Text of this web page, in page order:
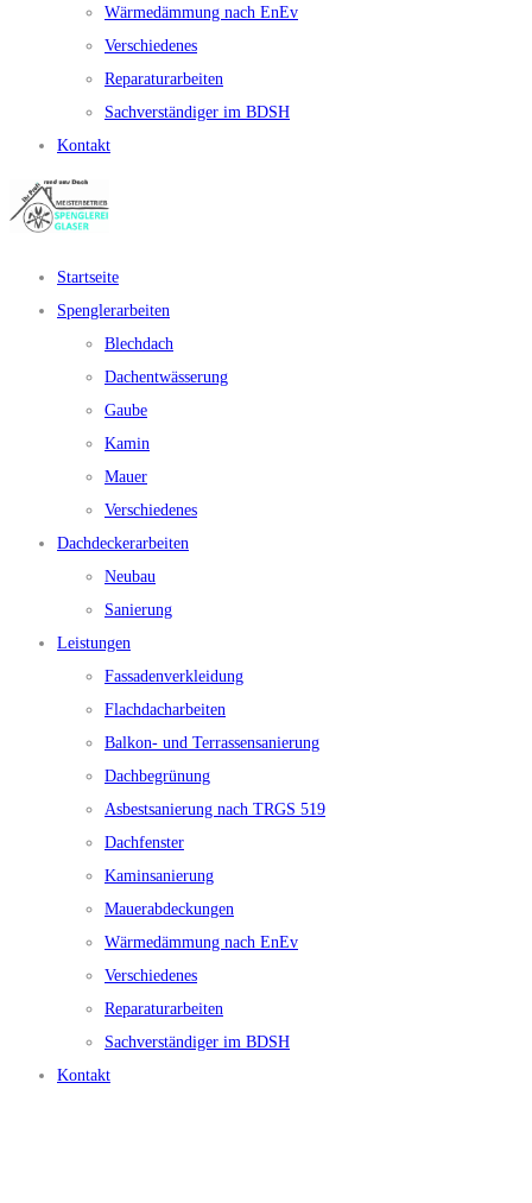
Wärmedämmung nach EnEv
Verschiedenes
Reparaturarbeiten
Sachverständiger im BDSH
Kontakt
Startseite
Spenglerarbeiten
Blechdach
Dachentwässerung
Gaube
Kamin
Mauer
Verschiedenes
Dachdeckerarbeiten
Neubau
Sanierung
Leistungen
Fassadenverkleidung
Flachdacharbeiten
Balkon- und Terrassensanierung
Dachbegrünung
Asbestsanierung nach TRGS 519
Dachfenster
Kaminsanierung
Mauerabdeckungen
Wärmedämmung nach EnEv
Verschiedenes
Reparaturarbeiten
Sachverständiger im BDSH
Kontakt